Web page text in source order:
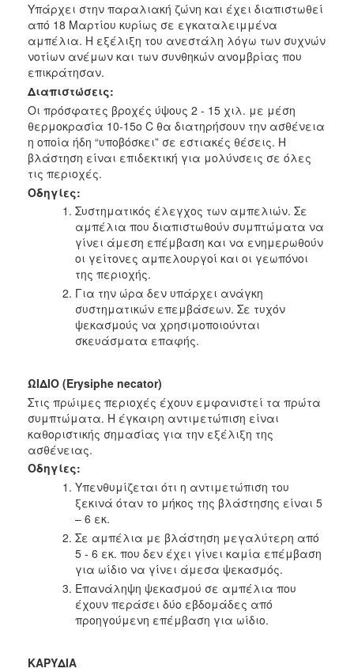
ΑΝΘΕΚΤΙΚΗ
ΠΟΛΗ
Υπάρχει στην παραλιακή ζώνη και έχει διαπιστωθεί
από 18 Μαρτίου κυρίως σε εγκαταλειμμένα
αμπέλια. Η εξέλιξη του ανεστάλη λόγω των συχνών
νοτίων ανέμων και των συνθηκών ανομβρίας που
επικράτησαν.
Διαπιστώσεις:
Οι πρόσφατες βροχές ύψους 2 - 15 χιλ. με μέση
θερμοκρασία 10-15ο C θα διατηρήσουν την ασθένεια
η οποία ήδη “υποβόσκει” σε εστιακές θέσεις. Η
βλάστηση είναι επιδεκτική για μολύνσεις σε όλες
τις περιοχές.
Οδηγίες:
Συστηματικός έλεγχος των αμπελιών. Σε
αμπέλια που διαπιστωθούν συμπτώματα να
γίνει άμεση επέμβαση και να ενημερωθούν
οι γείτονες αμπελουργοί και οι γεωπόνοι
της περιοχής.
Για την ώρα δεν υπάρχει ανάγκη
συστηματικών επεμβάσεων. Σε τυχόν
ψεκασμούς να χρησιμοποιούνται
σκευάσματα επαφής.
ΩΙΔΙΟ (Erysiphe necator)
Στις πρώιμες περιοχές έχουν εμφανιστεί τα πρώτα
συμπτώματα. Η έγκαιρη αντιμετώπιση είναι
καθοριστικής σημασίας για την εξέλιξη της
ασθένειας.
Οδηγίες:
Υπενθυμίζεται ότι η αντιμετώπιση του
ξεκινά όταν το μήκος της βλάστησης είναι 5
– 6 εκ.
Σε αμπέλια με βλάστηση μεγαλύτερη από
5 - 6 εκ. που δεν έχει γίνει καμία επέμβαση
για ωίδιο να γίνει άμεσα ψεκασμός.
Επανάληψη ψεκασμού σε αμπέλια που
έχουν περάσει δύο εβδομάδες από
προηγούμενη επέμβαση για ωίδιο.
ΚΑΡΥΔΙΑ